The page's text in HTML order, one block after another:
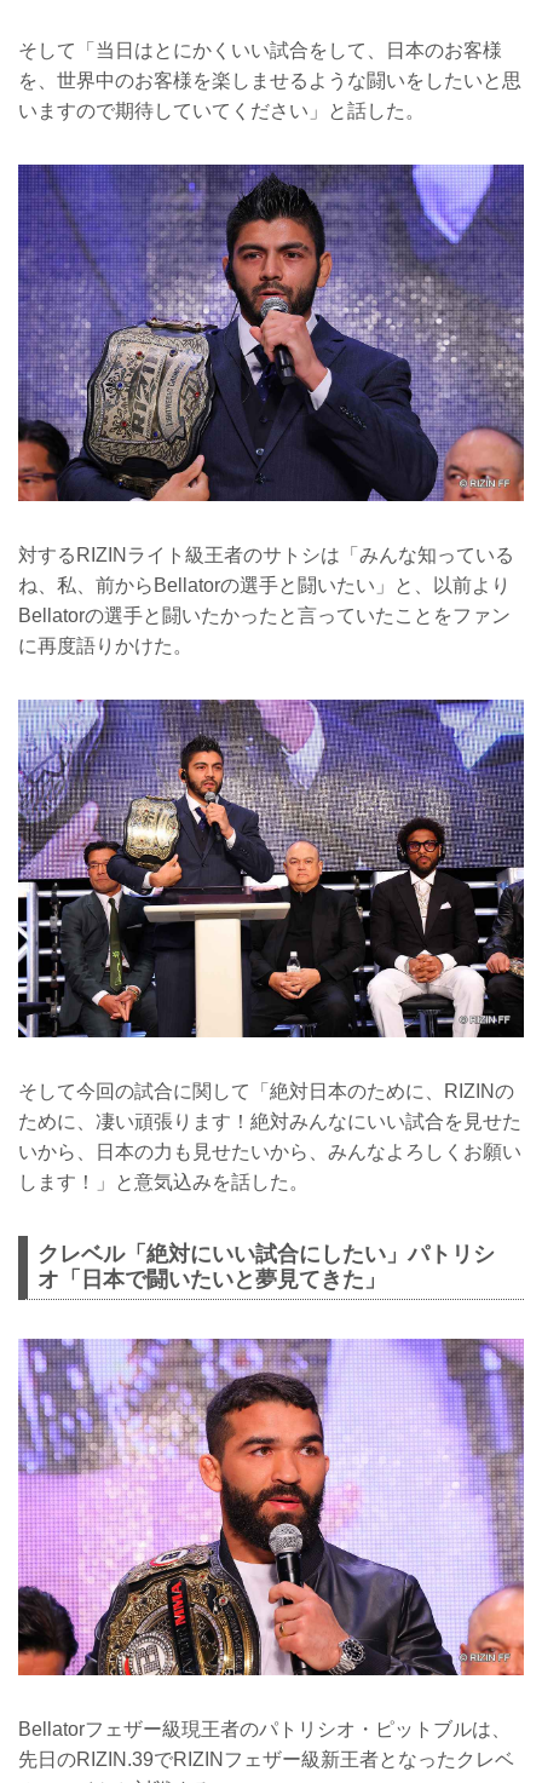
そして「当日はとにかくいい試合をして、日本のお客様
を、世界中のお客様を楽しませるような闘いをしたいと思
いますので期待していてください」と話した。
対するRIZINライト級王者のサトシは「みんな知っている
ね、私、前からBellatorの選手と闘いたい」と、以前より
Bellatorの選手と闘いたかったと言っていたことをファン
に再度語りかけた。
そして今回の試合に関して「絶対日本のために、RIZINの
ために、凄い頑張ります！絶対みんなにいい試合を見せた
いから、日本の力も見せたいから、みんなよろしくお願い
します！」と意気込みを話した。
クレベル「絶対にいい試合にしたい」パトリシ
オ「日本で闘いたいと夢見てきた」
Bellatorフェザー級現王者のパトリシオ・ピットブルは、
先日のRIZIN.39でRIZINフェザー級新王者となったクレベ